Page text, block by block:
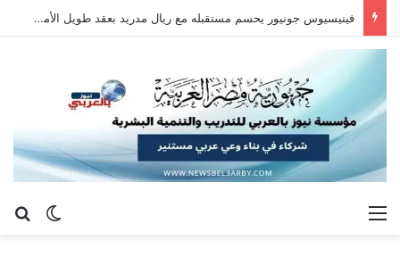
فينيسيوس جونيور يحسم مستقبله مع ريال مدريد بعقد طويل الأمد حتى 2032
الوضع القائمة